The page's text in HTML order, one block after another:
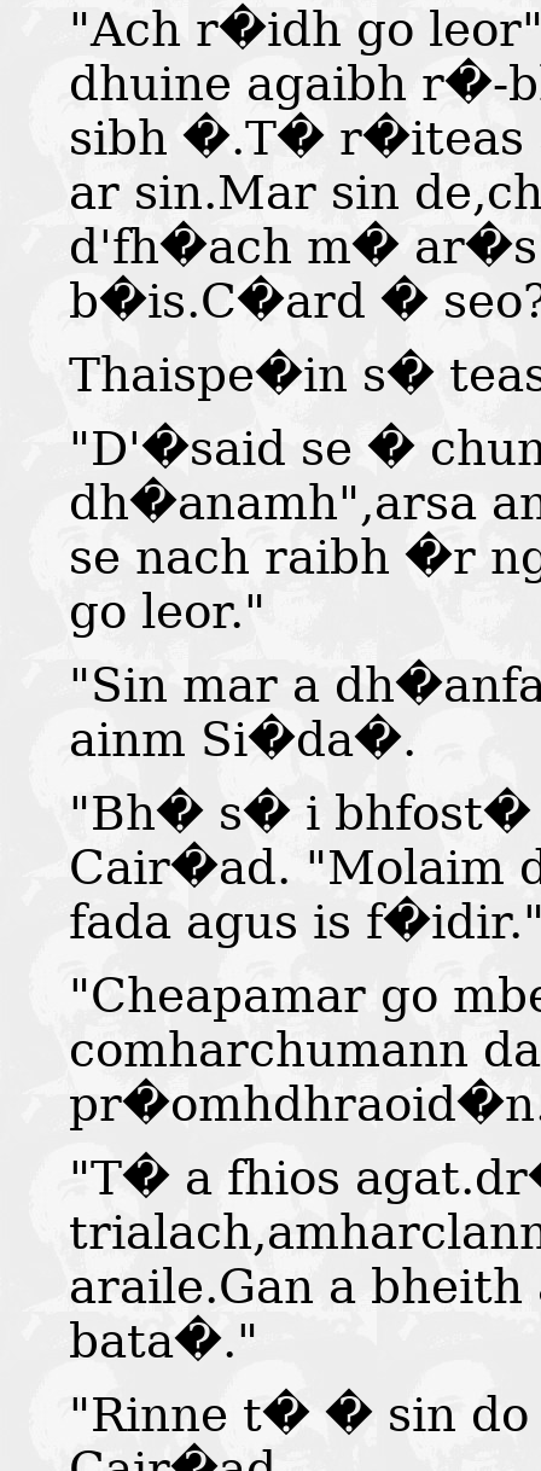
"Ach r�idh go
dhuine agaibh r�-
sibh �.T� r�iteas
ar sin.Mar sin
d'fh�ach m� ar�s
b�is.C�ard �
Thaispe�in s�
"D'�said se �
dh�anamh",arsa
se nach raibh �r
go leor."
"Sin mar a
ainm Si�da�.
"Bh� s� i bhfost�
Cair�ad. "Molaim
fada agus is
"Cheapamar go
comharchumann
"T� a fhios
araile.Gan a
bata�."
"Rinne t� � sin